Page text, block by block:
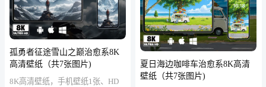
孤勇者征途雪山之巅治愈系8K
高清壁纸（共7张图片)
8K高清壁纸，手机壁纸1张、HD
夏日海边咖啡车治愈系8K高清
壁纸（共7张图片)